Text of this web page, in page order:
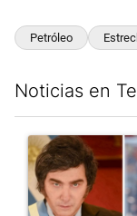
Petróleo
Noticias en
Un artículo de